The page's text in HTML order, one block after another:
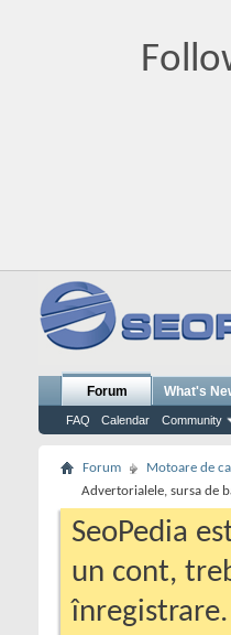
Forum
FAQ Calendar Community
What's
Forum Motoare de
Advertorialele, sursa de
SeoPedia
un cont,